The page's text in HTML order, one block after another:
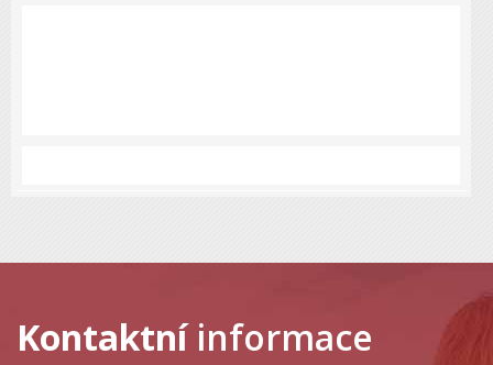
Kontaktníinformace